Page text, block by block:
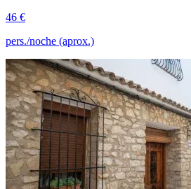
46 €
pers./noche (aprox.)